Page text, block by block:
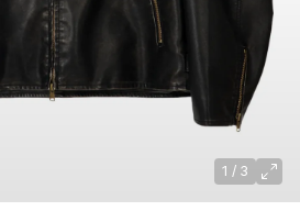
1 / 3